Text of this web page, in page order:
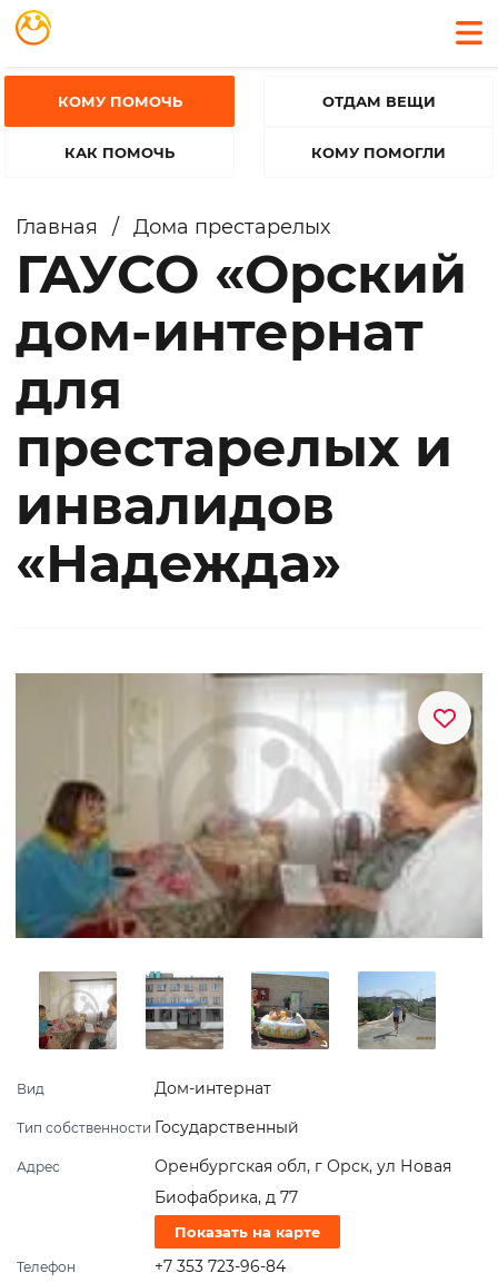
КОМУ ПОМОЧЬ
КАК ПОМОЧЬ
ОТДАМ ВЕЩИ
КОМУ ПОМОГЛИ
Главная / Дома престарелых
ГАУСО «Орский
дом-интернат
для
престарелых и
инвалидов
«Надежда»
Вид Дом-интернат
Тип собственности Государственный
Адрес
Оренбургская обл, г Орск, ул Новая
Биофабрика, д 77
Показать на карте
Телефон +7 353 723-96-84